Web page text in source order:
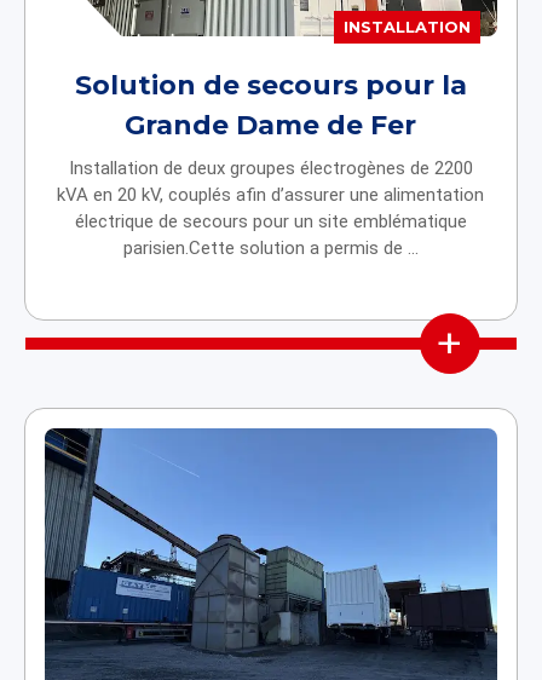
INSTALLATION
Solution de secours pour la
Grande Dame de Fer
Installation de deux groupes électrogènes de 2200
kVA en 20 kV, couplés afin d’assurer une alimentation
électrique de secours pour un site emblématique
parisien.Cette solution a permis de ...
+